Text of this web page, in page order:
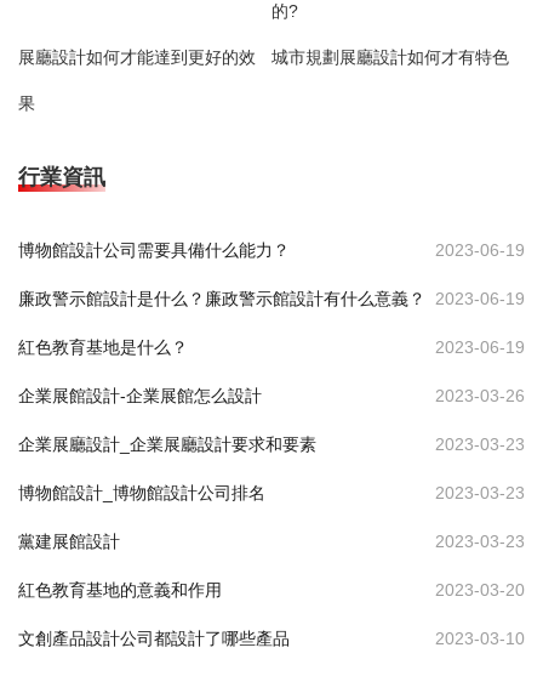
的?
展廳設計如何才能達到更好的效
果
城市規劃展廳設計如何才有特色
行業資訊
博物館設計公司需要具備什么能力？ 2023-06-19
廉政警示館設計是什么？廉政警示館設計有什么意義？ 2023-06-19
紅色教育基地是什么？ 2023-06-19
企業展館設計-企業展館怎么設計 2023-03-26
企業展廳設計_企業展廳設計要求和要素 2023-03-23
博物館設計_博物館設計公司排名 2023-03-23
黨建展館設計 2023-03-23
紅色教育基地的意義和作用 2023-03-20
文創產品設計公司都設計了哪些產品 2023-03-10